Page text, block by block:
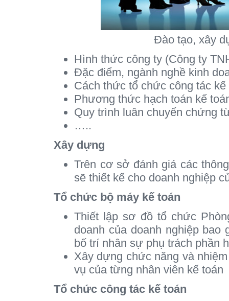
Đào tạo, xây
Hình thức công ty (Công ty
Đặc điểm, ngành nghề kinh
Cách thức tổ chức công tác kế
Phương thức hạch toán kế
Quy trình luân chuyển chứng
…..
Xây dựng
Trên cơ sở đánh giá các
sẽ thiết kế cho doanh nghiệp
Tổ chức bộ máy kế toán
Thiết lập sơ đồ tổ chức
doanh của doanh nghiệp
bố trí nhân sự phụ trách phần
Xây dựng chức năng và
vụ của từng nhân viên kế toán
Tổ chức công tác kế toán